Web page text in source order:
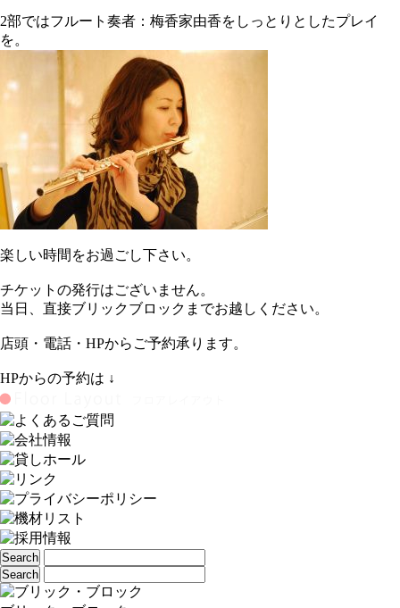
2部ではフルート奏者：梅香家由香をしっとりとしたプレイ
を。
楽しい時間をお過ごし下さい。
チケットの発行はございません。
当日、直接ブリックブロックまでお越しください。
店頭・電話・HPからご予約承ります。
HPからの予約は ↓